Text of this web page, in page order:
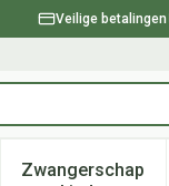
Veilige betalingen
Zwangerschap